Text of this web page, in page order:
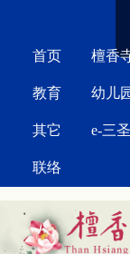
首页 檀香
教育 幼儿
其它 e-三
联络